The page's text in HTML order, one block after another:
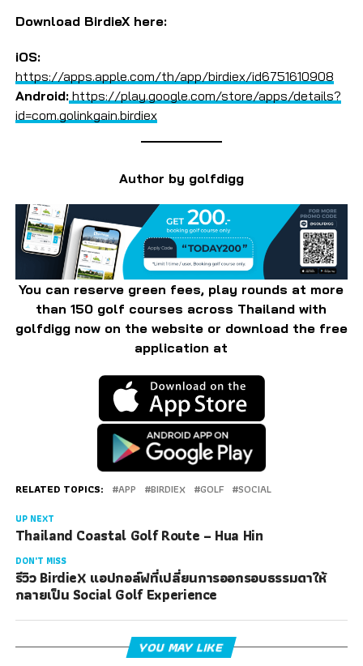
Download BirdieX here:
iOS:
https://apps.apple.com/th/app/birdiex/id6751610908
Android:https://play.google.com/store/apps/details?
id=com.golinkgain.birdiex
Author by golfdigg
You can reserve green fees, play rounds at more
than 150 golf courses across Thailand with
golfdigg now on the website or download the free
application at
RELATED TOPICS: APP BIRDIEX GOLF SOCIAL
UP NEXT
Thailand Coastal Golf Route – Hua Hin
DON'T MISS
รีวิว BirdieX แอปกอล์ฟที่เปลี่ยนการออกรอบธรรมดาให้
กลายเป็น Social Golf Experience
YOU MAY LIKE